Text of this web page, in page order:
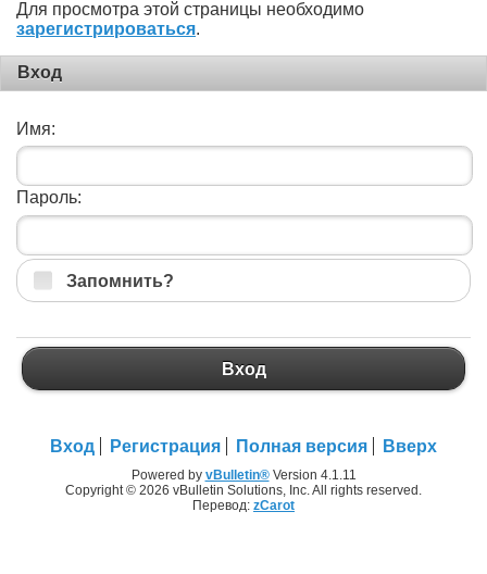
Для просмотра этой страницы необходимо
зарегистрироваться.
Вход
Имя:
Пароль:
Запомнить?
Вход
Вход Регистрация Полная версия Вверх
Powered by vBulletin®Version 4.1.11
Copyright © 2026 vBulletin Solutions, Inc. All rights reserved.
Перевод: zCarot